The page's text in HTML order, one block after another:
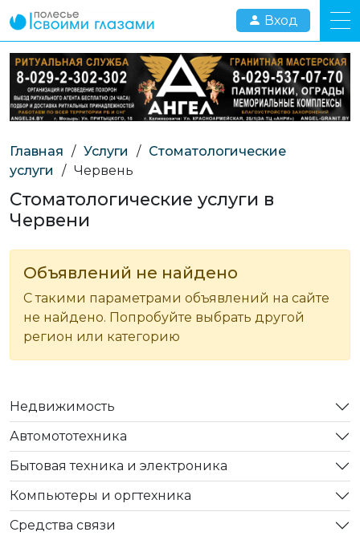
Вход
Главная / Услуги / Стоматологические
услуги
/ Червень
Стоматологические услуги в
Червени
Объявлений не найдено
С такими параметрами объявлений на сайте
не найдено. Попробуйте выбрать другой
регион или категорию
Недвижимость
Автомототехника
Бытовая техника и электроника
Компьютеры и оргтехника
Средства связи